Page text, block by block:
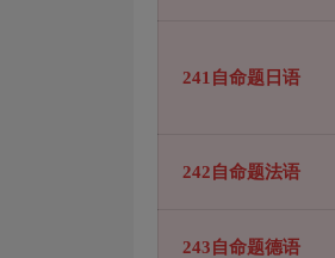
241自命题日语
242自命题法语
243自命题德语